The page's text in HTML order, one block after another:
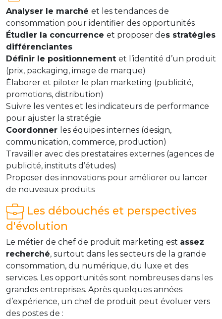
Analyser le marché et les tendances de
consommation pour identifier des opportunités
Étudier la concurrence et proposer des stratégies
différenciantes
Définir le positionnement et l’identité d’un produit
(prix, packaging, image de marque)
Élaborer et piloter le plan marketing (publicité,
promotions, distribution)
Suivre les ventes et les indicateurs de performance
pour ajuster la stratégie
Coordonner les équipes internes (design,
communication, commerce, production)
Travailler avec des prestataires externes (agences de
publicité, instituts d’études)
Proposer des innovations pour améliorer ou lancer
de nouveaux produits
Les débouchés et perspectives
d'évolution
Le métier de chef de produit marketing est assez
recherché, surtout dans les secteurs de la grande
consommation, du numérique, du luxe et des
services. Les opportunités sont nombreuses dans les
grandes entreprises. Après quelques années
d’expérience, un chef de produit peut évoluer vers
des postes de :